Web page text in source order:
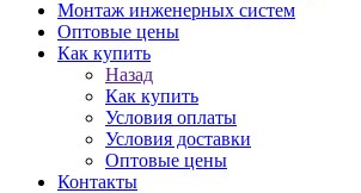
Монтаж инженерных систем
Оптовые цены
Как купить
Назад
Как купить
Условия оплаты
Условия доставки
Оптовые цены
Контакты